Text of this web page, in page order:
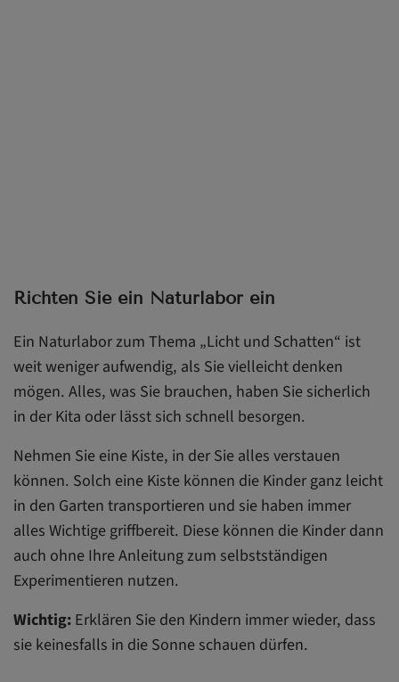
Richten Sie ein Naturlabor ein
Ein Naturlabor zum Thema „Licht und Schatten“ ist
weit weniger aufwendig, als Sie vielleicht denken
mögen. Alles, was Sie brauchen, haben Sie sicherlich
in der Kita oder lässt sich schnell besorgen.
Nehmen Sie eine Kiste, in der Sie alles verstauen
können. Solch eine Kiste können die Kinder ganz leicht
in den Garten transportieren und sie haben immer
alles Wichtige griffbereit. Diese können die Kinder dann
auch ohne Ihre Anleitung zum selbstständigen
Experimentieren nutzen.
Wichtig:Erklären Sie den Kindern immer wieder, dass
sie keinesfalls in die Sonne schauen dürfen.